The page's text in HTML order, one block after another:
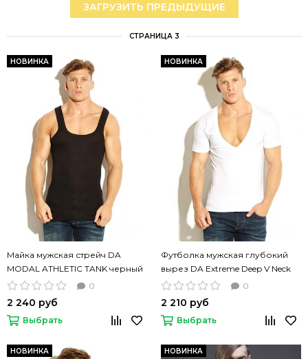
ЗАГРУЗИТЬ ПРЕДЫДУЩИЕ
СТРАНИЦА 3
НОВИНКА
Майка мужская стрейч DA
MODAL ATHLETIC TANK черный
цвет
0
2 240 руб
Выбрать
НОВИНКА
Футболка мужская глубокий
вырез DA Extreme Deep V Neck
Modal White
0
2 210 руб
Выбрать
НОВИНКА НОВИНКА